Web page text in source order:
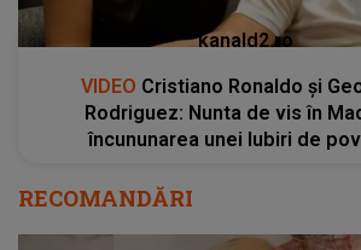
kanald2.ro
VIDEO Cristiano Ronaldo și
Rodriguez: Nunta de vis în
încununarea unei Iubiri de
RECOMANDĂRI